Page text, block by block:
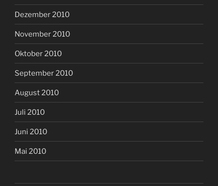
Dezember 2010
November 2010
Oktober 2010
September 2010
August 2010
Juli 2010
Juni 2010
Mai 2010